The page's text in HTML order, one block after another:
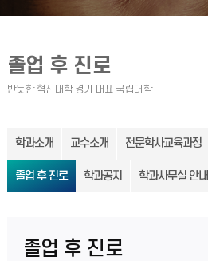
졸업 후 진로
학과소개 교수소개 전문학사교육과정
졸업 후 진로 학과공지 학과사무실 안내
졸업 후 진로